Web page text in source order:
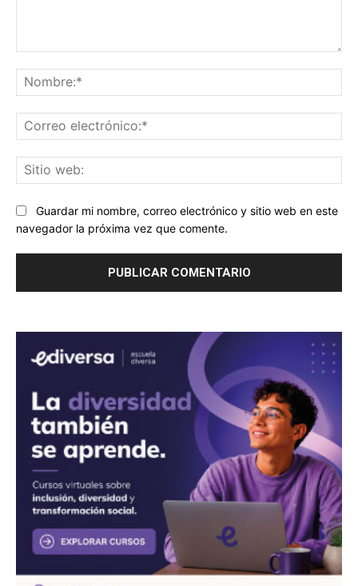
Guardar mi nombre, correo electrónico y sitio web en este
navegador la próxima vez que comente.